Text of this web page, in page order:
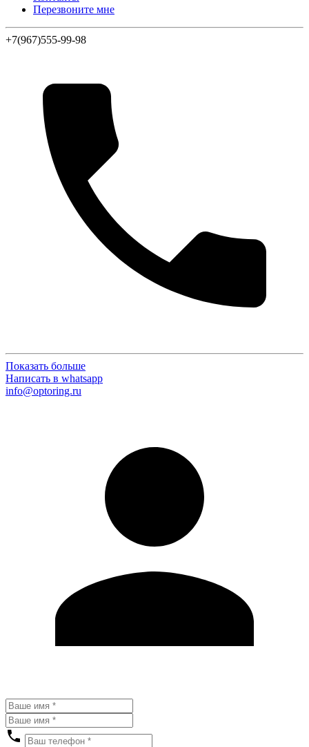
Перезвоните мне
+7(967)555-99-98
Показать больше
Написать в whatsapp
info@optoring.ru